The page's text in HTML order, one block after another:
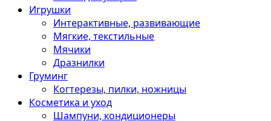
Игрушки
Интерактивные, развивающие
Мягкие, текстильные
Мячики
Дразнилки
Груминг
Когтерезы, пилки, ножницы
Косметика и уход
Шампуни, кондиционеры